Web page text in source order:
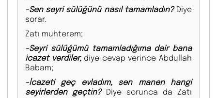
-Sen seyri sülüğünü nasıl tamamladın?Diye
sorar.
Zatı muhterem;
-Seyri sülüğümü tamamladığıma dair bana
icazet verdiler, diye cevap verince Abdullah
Babam;
-İcazeti geç evladım, sen manen hangi
seyirlerden geçtin? Diye sorunca da Zatı